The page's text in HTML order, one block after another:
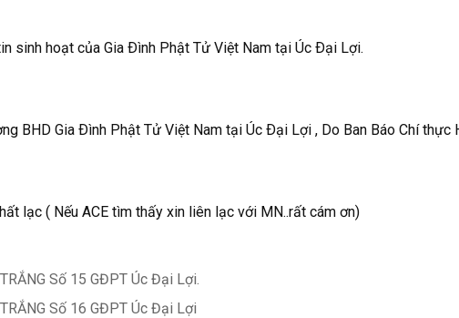
sinh hoạt của Gia Ðình Phật Tử Việt Nam tại Úc Ðại Lợi.
BHD Gia Ðình Phật Tử Việt Nam tại Úc Ðại Lợi , Do Ban Báo Chí thực
lạc ( Nếu ACE tìm thấy xin liên lạc với MN..rất cám ơn)
Số 15 GĐPT Úc Đại Lợi.
Số 16 GĐPT Úc Đại Lợi